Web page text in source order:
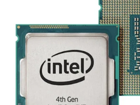
024.66 897 897
Liên hệ quảng cáo:024-7300.7108